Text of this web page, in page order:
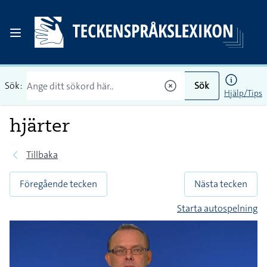
Sök: Sök
Hjälp/Tips
hjärter
Tillbaka
Föregående tecken
Nästa tecken
Starta autospelning